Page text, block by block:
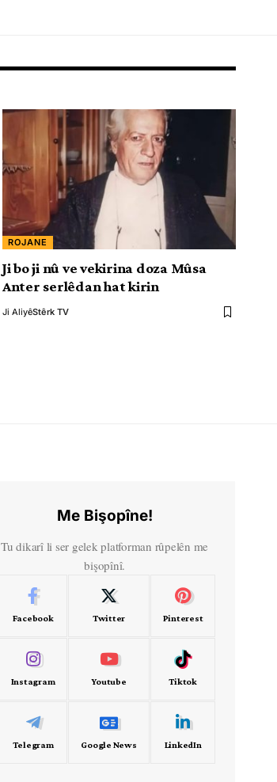
ROJANE
Ji bo ji nû ve vekirina doza Mûsa
Anter serlêdan hat kirin
Ji AliyêStêrk TV
Me Bişopîne!
Tu dikarî li ser gelek platforman rûpelên me
bişopînî.
Facebook Twitter Pinterest
Instagram Youtube Tiktok
Telegram Google News LinkedIn